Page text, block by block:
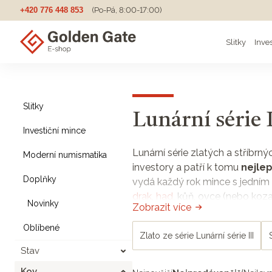
+420 776 448 853 (Po-Pá, 8:00-17:00)
Slitky
Slitky
Investiční mince
Moderní numismatika
Doplňky
Novinky
Oblíbené
Stav
Lunární série
Lunární série zlatých a
investory a patří k tomu
vydá každý rok mince s
drak had , kůň, ovce (nebo
designemod nejlepších
Cena mincí z Lunární série
Zobrazit více
Zlato ze série Lunární série III